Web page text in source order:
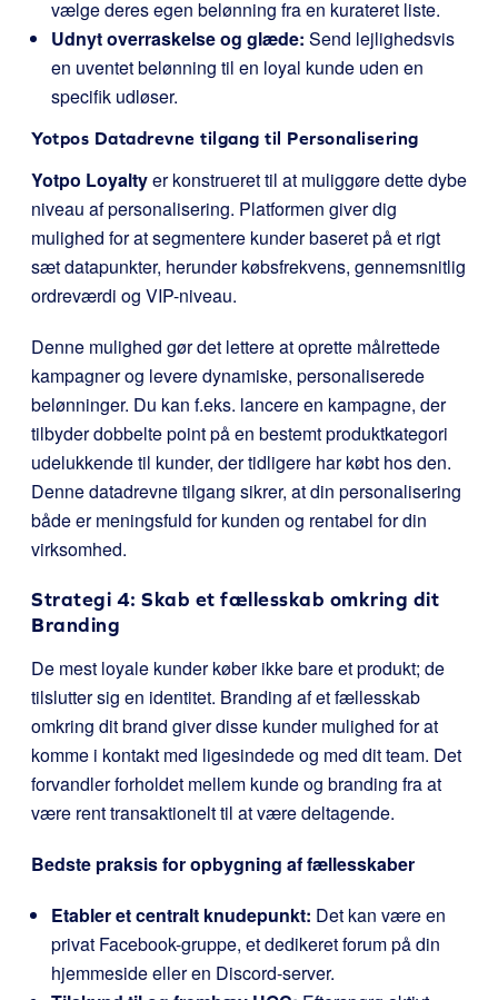
vælge deres egen belønning fra en kurateret liste.
Udnyt overraskelse og glæde: Send lejlighedsvis
en uventet belønning til en loyal kunde uden en
specifik udløser.
Yotpos Datadrevne tilgang til Personalisering
Yotpo Loyaltyer konstrueret til at muliggøre dette dybe
niveau af personalisering. Platformen giver dig
mulighed for at segmentere kunder baseret på et rigt
sæt datapunkter, herunder købsfrekvens, gennemsnitlig
ordreværdi og VIP-niveau.
Denne mulighed gør det lettere at oprette målrettede
kampagner og levere dynamiske, personaliserede
belønninger. Du kan f.eks. lancere en kampagne, der
tilbyder dobbelte point på en bestemt produktkategori
udelukkende til kunder, der tidligere har købt hos den.
Denne datadrevne tilgang sikrer, at din personalisering
både er meningsfuld for kunden og rentabel for din
virksomhed.
Strategi 4: Skab et fællesskab omkring dit
Branding
De mest loyale kunder køber ikke bare et produkt; de
tilslutter sig en identitet. Branding af et fællesskab
omkring dit brand giver disse kunder mulighed for at
komme i kontakt med ligesindede og med dit team. Det
forvandler forholdet mellem kunde og branding fra at
være rent transaktionelt til at være deltagende.
Bedste praksis for opbygning af fællesskaber
Etabler et centralt knudepunkt: Det kan være en
privat Facebook-gruppe, et dedikeret forum på din
hjemmeside eller en Discord-server.